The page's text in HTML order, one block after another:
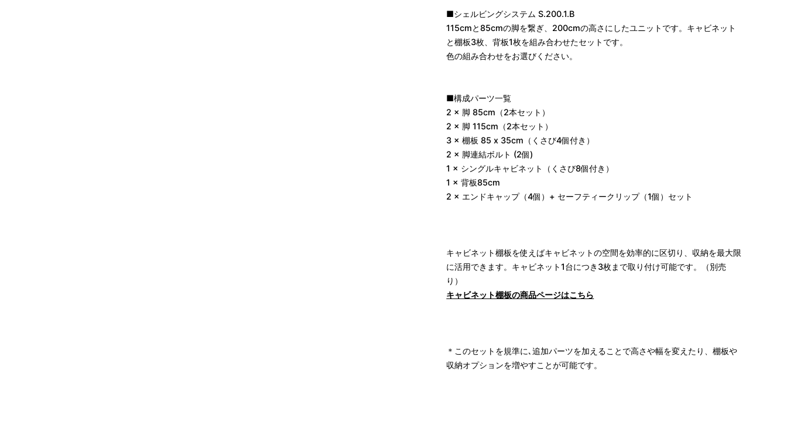
■シェルビングシステム S.200.1.B
115cmと85cmの脚を繋ぎ、200cmの高さにしたユニットです。キャビネット
と棚板3枚、背板1枚を組み合わせたセットです。
色の組み合わせをお選びください。
■構成パーツ一覧
2 × 脚 85cm（2本セット）
2 × 脚 115cm（2本セット）
3 × 棚板 85 x 35cm（くさび4個付き）
2 × 脚連結ボルト (2個)
1 × シングルキャビネット（くさび8個付き）
1 × 背板85cm
2 × エンドキャップ（4個）+ セーフティークリップ（1個）セット
キャビネット棚板を使えばキャビネットの空間を効率的に区切り、収納を最大限
に活用できます。 キャビネット1台につき3枚まで取り付け可能です。
（別売
り）
キャビネット棚板の商品ページはこちら
＊このセットを規準に､追加パーツを加えることで高さや幅を変えたり、棚板や
収納オプションを増やすことが可能です。